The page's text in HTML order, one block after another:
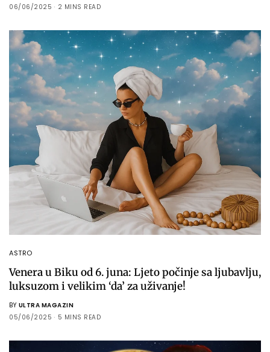
06/06/2025
2 MINS READ
ASTRO
Venera u Biku od 6. juna: Ljeto počinje sa ljubavlju,
luksuzom i velikim ‘da’ za uživanje!
BY ULTRA MAGAZIN
05/06/2025
5 MINS READ